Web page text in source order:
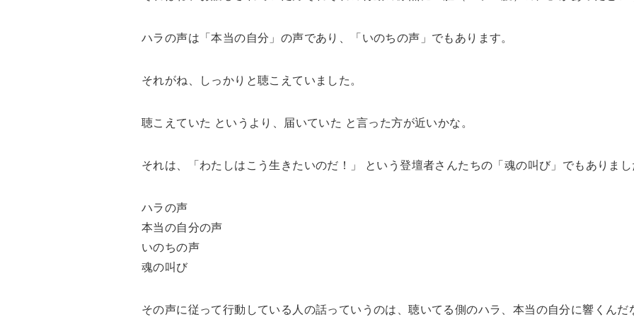
ハラの声は「本当の自分」の声であり、「いのちの声」でもあります。
それがね、しっかりと聴こえていました。
聴こえていた というより、届いていた と言った方が近いかな。
それは、「わたしはこう生きたいのだ！」 という登壇者さんたちの「魂の叫び」でもありまし
ハラの声
本当の自分の声
いのちの声
魂の叫び
その声に従って行動している人の話っていうのは、聴いてる側のハラ、本当の自分に響くんだ